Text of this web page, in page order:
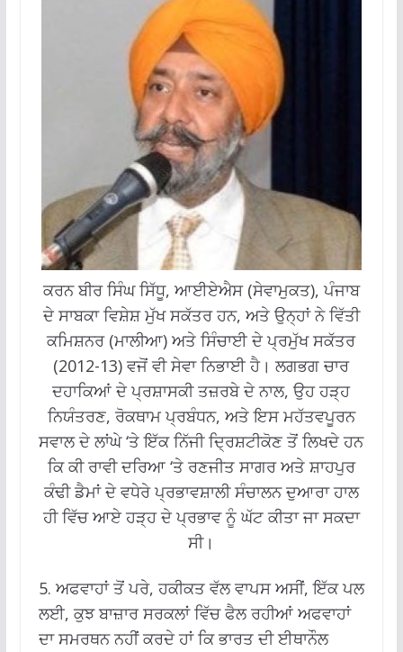
ਕਰਨ ਬੀਰ ਸਿੰਘ ਸਿੱਧੂ, ਆਈਏਐਸ (ਸੇਵਾਮੁਕਤ), ਪੰਜਾਬ
ਦੇ ਸਾਬਕਾ ਵਿਸ਼ੇਸ਼ ਮੁੱਖ ਸਕੱਤਰ ਹਨ, ਅਤੇ ਉਨ੍ਹਾਂ ਨੇ ਵਿੱਤੀ
ਕਮਿਸ਼ਨਰ (ਮਾਲੀਆ) ਅਤੇ ਸਿੰਚਾਈ ਦੇ ਪ੍ਰਮੁੱਖ ਸਕੱਤਰ
(2012-13) ਵਜੋਂ ਵੀ ਸੇਵਾ ਨਿਭਾਈ ਹੈ। ਲਗਭਗ ਚਾਰ
ਦਹਾਕਿਆਂ ਦੇ ਪ੍ਰਸ਼ਾਸਕੀ ਤਜ਼ਰਬੇ ਦੇ ਨਾਲ, ਉਹ ਹੜ੍ਹ
ਨਿਯੰਤਰਣ, ਰੋਕਥਾਮ ਪ੍ਰਬੰਧਨ, ਅਤੇ ਇਸ ਮਹੱਤਵਪੂਰਨ
ਸਵਾਲ ਦੇ ਲਾਂਘੇ ‘ਤੇ ਇੱਕ ਨਿੱਜੀ ਦ੍ਰਿਸ਼ਟੀਕੋਣ ਤੋਂ ਲਿਖਦੇ ਹਨ
ਕਿ ਕੀ ਰਾਵੀ ਦਰਿਆ ‘ਤੇ ਰਣਜੀਤ ਸਾਗਰ ਅਤੇ ਸ਼ਾਹਪੁਰ
ਕੰਢੀ ਡੈਮਾਂ ਦੇ ਵਧੇਰੇ ਪ੍ਰਭਾਵਸ਼ਾਲੀ ਸੰਚਾਲਨ ਦੁਆਰਾ ਹਾਲ
ਹੀ ਵਿੱਚ ਆਏ ਹੜ੍ਹ ਦੇ ਪ੍ਰਭਾਵ ਨੂੰ ਘੱਟ ਕੀਤਾ ਜਾ ਸਕਦਾ
ਸੀ।
5. ਅਫਵਾਹਾਂ ਤੋਂ ਪਰੇ, ਹਕੀਕਤ ਵੱਲ ਵਾਪਸ ਅਸੀਂ, ਇੱਕ ਪਲ
ਲਈ, ਕੁਝ ਬਾਜ਼ਾਰ ਸਰਕਲਾਂ ਵਿੱਚ ਫੈਲ ਰਹੀਆਂ ਅਫਵਾਹਾਂ
ਦਾ ਸਮਰਥਨ ਨਹੀਂ ਕਰਦੇ ਹਾਂ ਕਿ ਭਾਰਤ ਦੀ ਈਥਾਨੌਲ